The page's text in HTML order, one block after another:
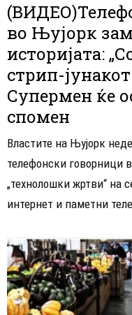
во Њујорк
историјата:
стрип-
Супермен ќе
спомен
Властите на Њујорк
телефонски говорници
„технолошки жртви“ на
интернет и паметни